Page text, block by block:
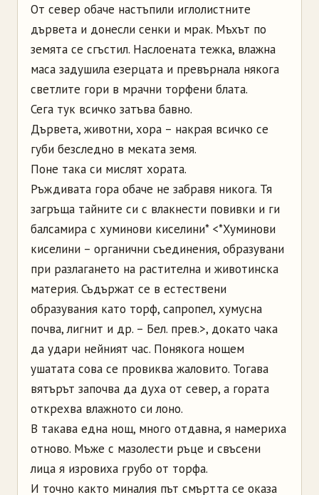
От север обаче настъпили иглолистните
дървета и донесли сенки и мрак. Мъхът по
земята се сгъстил. Наслоената тежка, влажна
маса задушила езерцата и превърнала някога
светлите гори в мрачни торфени блата.
Сега тук всичко затъва бавно.
Дървета, животни, хора – накрая всичко се
губи безследно в меката земя.
Поне така си мислят хората.
Ръждивата гора обаче не забравя никога. Тя
загръща тайните си с влакнести повивки и ги
балсамира с хуминови киселини* <*Хуминови
киселини – органични съединения, образувани
при разлагането на растителна и животинска
материя. Съдържат се в естествени
образувания като торф, сапропел, хумусна
почва, лигнит и др. – Бел. прев.>, докато чака
да удари нейният час. Понякога нощем
ушатата сова се провиква жаловито. Тогава
вятърът започва да духа от север, а гората
открехва влажното си лоно.
В такава една нощ, много отдавна, я намериха
отново. Мъже с мазолести ръце и свъсени
лица я изровиха грубо от торфа.
И точно както миналия път смъртта се оказа